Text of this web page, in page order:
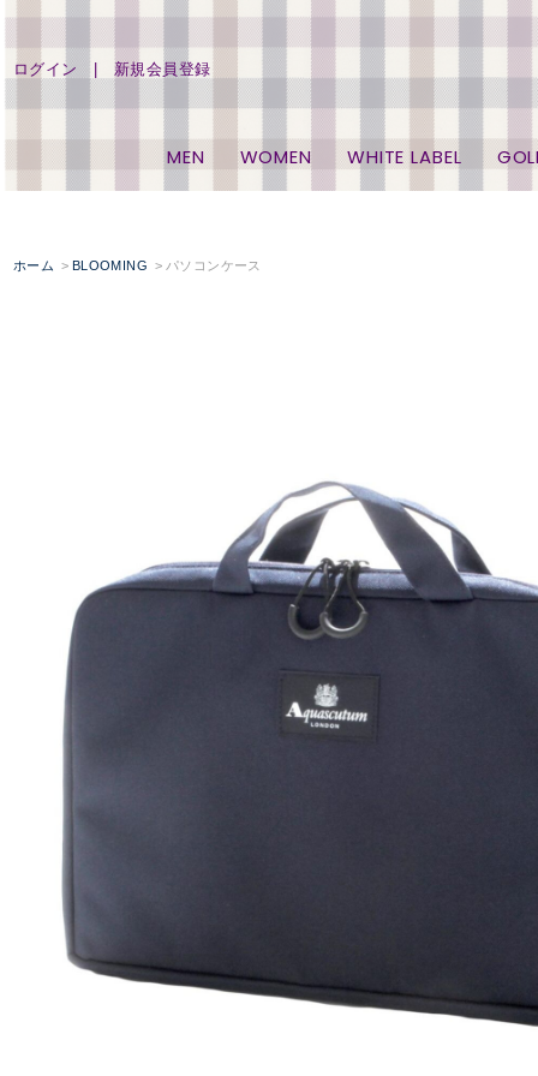
ログイン 新規会員登録
MEN WOMEN WHITE LABEL
ホーム BLOOMING パソコンケース